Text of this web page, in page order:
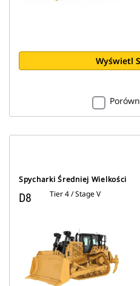
Wyświetl
Spycharki Średniej Wielkości
D8 Tier 4 / Stage V